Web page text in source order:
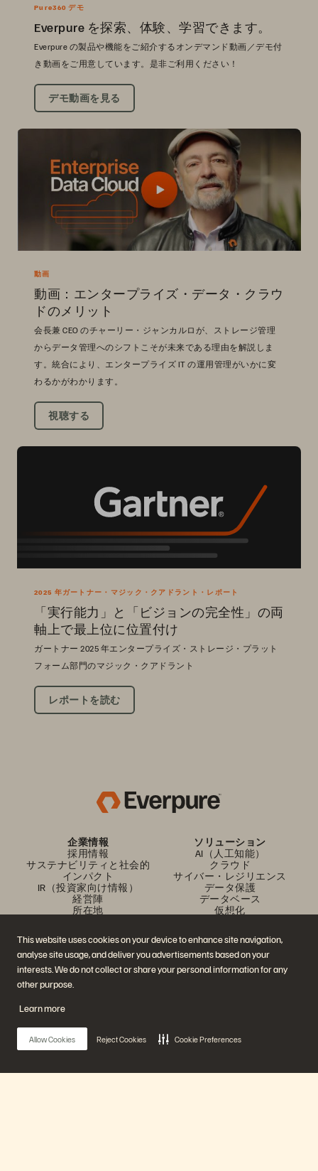
This website uses cookies on your device to enhance site navigation,
analyse site usage, and deliver you advertisements based on your
interests. We do not collect or share your personal information for any
other purpose.
Learn more
Allow Cookies Reject Cookies Cookie Preferences
Pure360 デモ
Everpure を探索、体験、学習できます。
Everpure の製品や機能をご紹介するオンデマンド動画／デモ付
き動画をご用意しています。是非ご利用ください！
デモ動画を見る
動画
動画：エンタープライズ・データ・クラウ
ドのメリット
会長兼 CEO のチャーリー・ジャンカルロが、ストレージ管理
からデータ管理へのシフトこそが未来である理由を解説しま
す。統合により、エンタープライズ IT の運用管理がいかに変
わるかがわかります。
視聴する
2025 年ガートナー・マジック・クアドラント・レポート
「実行能力」と「ビジョンの完全性」の両
軸上で最上位に位置付け
ガートナー 2025 年エンタープライズ・ストレージ・プラット
フォーム部門のマジック・クアドラント
レポートを読む
企業情報
採用情報
サステナビリティと社会的
インパクト
IR（投資家向け情報）
経営陣
所在地
ソリューション
AI（人工知能）
クラウド
サイバー・レジリエンス
データ保護
データベース
仮想化
プラットフォームと製品
エンタープライズ・デー
タ・クラウド
Evergreen//One
FlashBlade
リアルタイムのエンタープ
ライズ・ファイル
パートナー
パートナー概要
Partner Central